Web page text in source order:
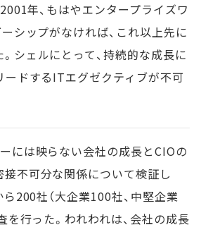
年、もはやエンタープライズワ
シップがなければ、これ以上先に
シェルにとって、持続的な成長に
ドするITエグゼクティブが不可
には映らない会社の成長とCIOの
不可分な関係について検証し
200社（大企業100社、中堅企業
を行った。われわれは、会社の成長